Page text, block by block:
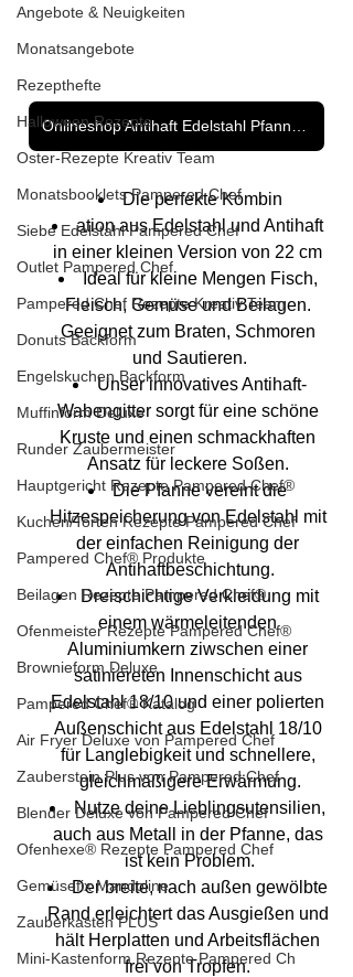
Angebote & Neuigkeiten
Monatsangebote
Rezepthefte
Halloween Rezepte
Oster-Rezepte Kreativ Team
Monatsbooklets Pampered Chef
Siebe Edelstahl Pampered Chef
Outlet Pampered Chef
Pampered Chef Rezepte Kreativ Team
Donuts Backform
Engelskuchen Backform
Muffinform Deluxe
Runder Zaubermeister
Hauptgericht Rezepte Pampered Chef®
Kuchen/Torten Rezepte Pampered Chef
Pampered Chef® Produkte
Beilagen Rezepte Pampered Chef®
Ofenmeister Rezepte Pampered Chef®
Brownieform Deluxe
Pampered Chef® Katalog
Air Fryer Deluxe von Pampered Chef
Zauberstein Plus von Pampered Chef
Blender Deluxe von Pampered Chef
Ofenhexe® Rezepte Pampered Chef
Gemüsefix Mandoline
Zauberkasten PLUS
Mini-Kastenform Rezepte Pampered Ch
Die perfekte Kombin
ation aus Edelstahl und Antihaft
in einer kleinen Version von 22 cm
Ideal für kleine Mengen Fisch,
Fleisch, Gemüse und Beilagen.
Geeignet zum Braten, Schmoren
und Sautieren.
Unser innovatives Antihaft-
Wabengitter sorgt für eine schöne
Kruste und einen schmackhaften
Ansatz für leckere Soßen.
Die Pfanne vereint die
Hitzespeicherung von Edelstahl mit
der einfachen Reinigung der
Antihaftbeschichtung.
Dreischichtige Verkleidung mit
einem wärmeleitenden
Aluminiumkern ziwschen einer
satiniereten Innenschicht aus
Edelstahl 18/10 und einer polierten
Außenschicht aus Edelstahl 18/10
für Langlebigkeit und schnellere,
gleichmäßigere Erwärmung.
Nutze deine Lieblingsutensilien,
auch aus Metall in der Pfanne, das
ist kein Problem.
Der breite, nach außen gewölbte
Rand erleichtert das Ausgießen und
hält Herplatten und Arbeitsflächen
frei von Tropfen.